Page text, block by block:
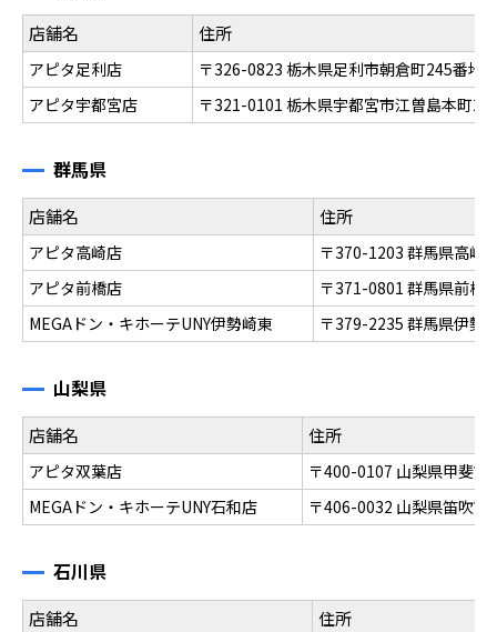
店舗名 住所
アピタ足利店
〒326-0823 栃木県足利市朝倉町245番地
アピタ宇都宮店
〒321-0101 栃木県宇都宮市江曽島本町22
群馬県
店舗名 住所
アピタ高崎店
〒370-1203 群馬県高崎
アピタ前橋店
〒371-0801 群馬県前橋
MEGAドン・キホーテUNY伊勢崎東
〒379-2235 群馬県伊勢
山梨県
店舗名 住所
アピタ双葉店
〒400-0107 山梨県甲斐
MEGAドン・キホーテUNY石和店
〒406-0032 山梨県笛吹市
石川県
店舗名 住所